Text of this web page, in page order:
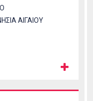
ΑΙΓΑΙΟΥ